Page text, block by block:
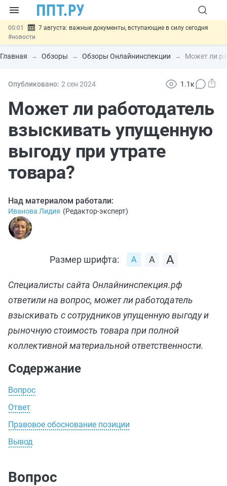
00:01
7 августа: важные документы, вступающие в силу сегодня
#новости
06.08 Минпромторг предложил запретить смешанные лоты
электроники в госзакупках#новости
06.08 Возврат денег за риелторские услуги при недействительных
06.08
Обеспечительный платёж СПОТ могут заменить
банковской гарантией #новости
Главная Обзоры Обзоры Онлайнинспекции Может ли
Опубликовано: 2 сен 2024 1.1к
Может ли работодатель
взыскивать упущенную
выгоду при утрате
товара?
Над материалом работали:
Иванова Лидия (Редактор-эксперт)
Размер шрифта:
Специалисты сайта Онлайнинспекция.рф
ответили на вопрос, может ли работодатель
взыскивать с сотрудников упущенную выгоду и
рыночную стоимость товара при полной
коллективной материальной ответственности.
Содержание
Вопрос
Ответ
Правовое обоснование позиции
Вывод
Вопрос